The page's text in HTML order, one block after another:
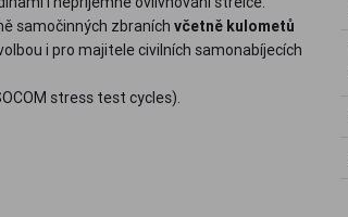
samočinných zbraních včetně kulometů
i pro majitele civilních samonabíjecích
stress test cycles).